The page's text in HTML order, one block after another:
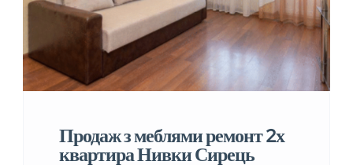
Продаж з меблями ремонт 2х
квартира Нивки Сирець